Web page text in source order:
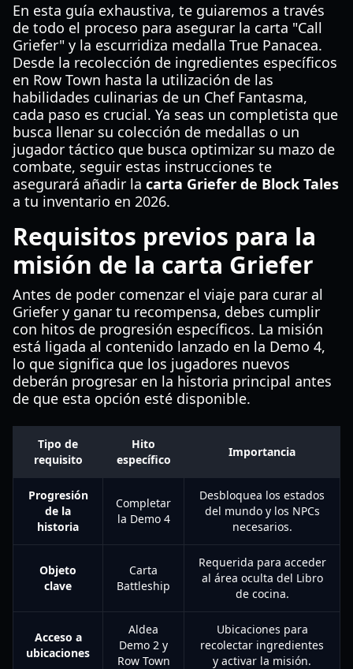
En esta guía exhaustiva, te guiaremos a través
de todo el proceso para asegurar la carta "Call
Griefer" y la escurridiza medalla True Panacea.
Desde la recolección de ingredientes específicos
en Row Town hasta la utilización de las
habilidades culinarias de un Chef Fantasma,
cada paso es crucial. Ya seas un completista que
busca llenar su colección de medallas o un
jugador táctico que busca optimizar su mazo de
combate, seguir estas instrucciones te
asegurará añadir la carta Griefer de Block Tales
a tu inventario en 2026.
Requisitos previos para la
misión de la carta Griefer
Antes de poder comenzar el viaje para curar al
Griefer y ganar tu recompensa, debes cumplir
con hitos de progresión específicos. La misión
está ligada al contenido lanzado en la Demo 4,
lo que significa que los jugadores nuevos
deberán progresar en la historia principal antes
de que esta opción esté disponible.
Tipo de
requisito
Hito
específico
Importancia
Progresión
de la
historia
Completar
la Demo 4
Desbloquea los estados
del mundo y los NPCs
necesarios.
Objeto
clave
Carta
Battleship
Requerida para acceder
al área oculta del Libro
de cocina.
Acceso a
ubicaciones
Aldea
Demo 2 y
Row Town
Ubicaciones para
recolectar ingredientes
y activar la misión.